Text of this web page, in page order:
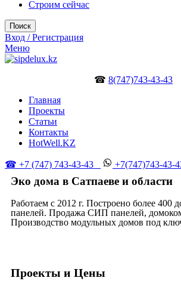
Строим сейчас
Поиск
Вход / Регистрация
Меню
☎ 8(747)743-43-43
Главная
Проекты
Статьи
Контакты
HotWell.KZ
☎ +7 (747) 743-43-43 +7(747)743-43-
Эко дома в Сатпаеве и области
Работаем с 2012 г. Построено более 400
панелей. Продажа СИП панелей,
Производство модульных домов под
Проекты и Цены